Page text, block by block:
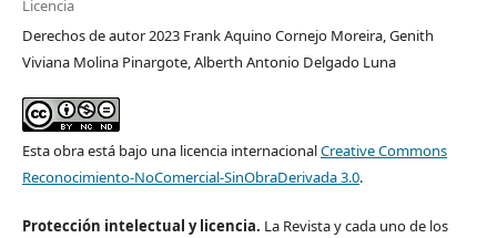
Licencia
Derechos de autor 2023 Frank Aquino Cornejo Moreira, Genith
Viviana Molina Pinargote, Alberth Antonio Delgado Luna
Esta obra está bajo una licencia internacionalCreative Commons
Reconocimiento-NoComercial-SinObraDerivada 3.0.
Protección intelectual y licencia. La Revista y cada uno de los